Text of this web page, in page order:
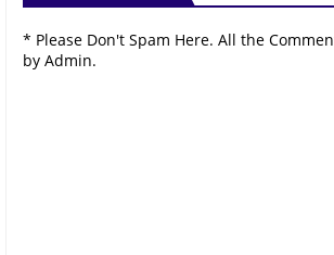
* Please Don't Spam Here. All the
by Admin.